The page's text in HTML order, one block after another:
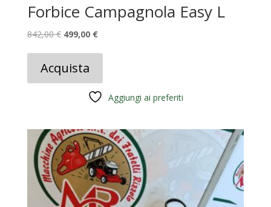
Forbice Campagnola Easy L
842,00€ Il
era:
842,00 €.
499,00 €Il
499,00 €.
Acquista
Aggiungi ai preferiti